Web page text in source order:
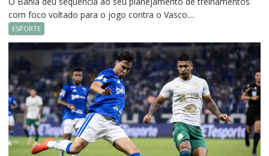
com foco voltado para o jogo contra o Vasco....
ESPORTE